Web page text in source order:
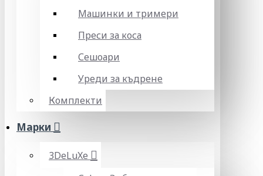
Машинки и тримери
Преси за коса
Сешоари
Уреди за къдрене
Комплекти
Марки
3DeLuXe